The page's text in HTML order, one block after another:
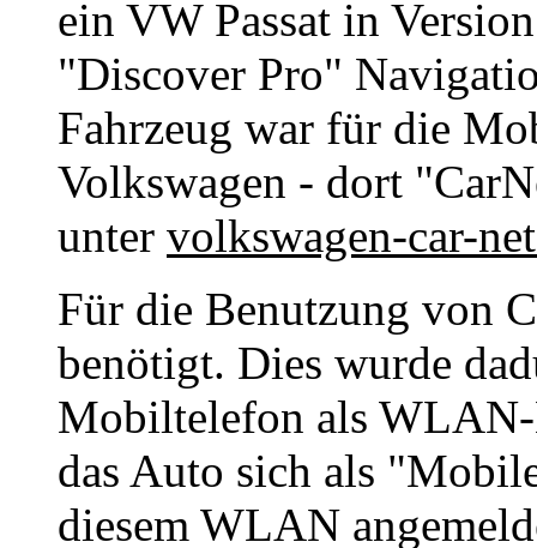
ein VW Passat in
"Discover Pro"
Fahrzeug war für die
Volkswagen - dort
unter volkswagen-car-
Für die Benutzung von
benötigt. Dies wurde
Mobiltelefon als
das Auto sich als
diesem WLAN